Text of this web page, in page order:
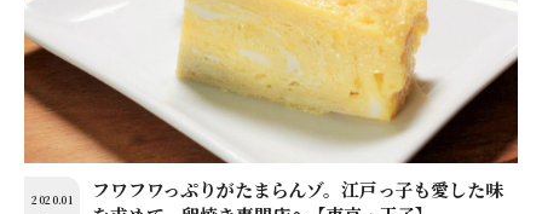
2020.01
フワフワっぷりがたまらんゾ。江戸っ子も愛した味